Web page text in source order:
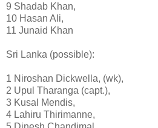
9 Shadab Khan,
10 Hasan Ali,
11 Junaid Khan
Sri Lanka (possible):
1 Niroshan Dickwella, (wk),
2 Upul Tharanga (capt.),
3 Kusal Mendis,
4 Lahiru Thirimanne,